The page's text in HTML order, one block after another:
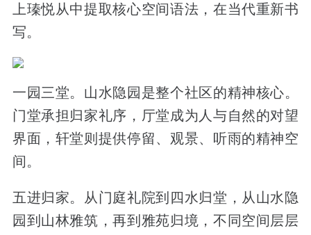
上瑧悦从中提取核心空间语法，在当代重新书
写。
一园三堂。 山水隐园是整个社区的精神核心。
门堂承担归家礼序，厅堂成为人与自然的对望
界面，轩堂则提供停留、观景、听雨的精神空
间。
五进归家。 从门庭礼院到四水归堂，从山水隐
园到山林雅筑，再到雅苑归境，不同空间层层